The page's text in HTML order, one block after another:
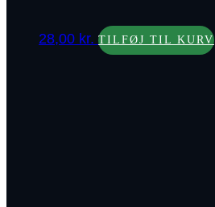
28,00 kr. TILFØJ TIL KURV